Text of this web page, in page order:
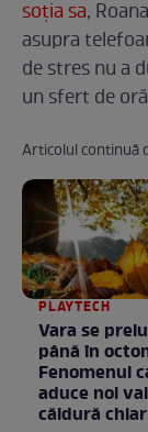
soția sa,
asupra
de stres nu a
un sfert de
Articolul continuă
PLAYTECH
Vara se
până în
Fenomenul
aduce noi
căldură